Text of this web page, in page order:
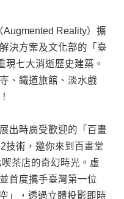
Augmented Reality）擴
決方案及文化部的「臺
現七大消逝歷史建築。
、鐵道旅館、淡水戲
出時廣受歡迎的「百畫
技術，邀你來到百畫堂
茶店的奇幻時光。虛
首度攜手臺灣第一位
」，透過立體投影即時